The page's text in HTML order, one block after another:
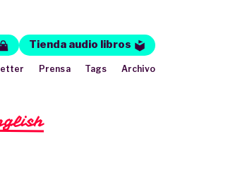
Tienda audio libros
Prensa Tags Archivo